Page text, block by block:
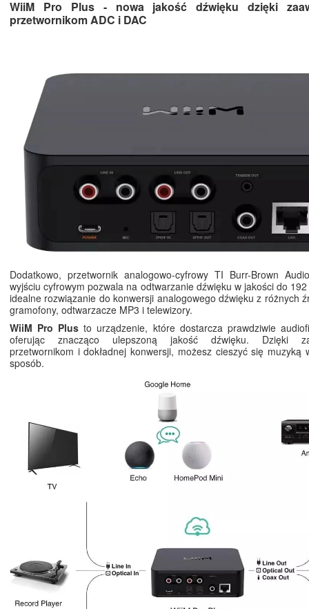
WiiM Pro Plus - nowa jakość dźwięku dzięki
przetwornikom ADC i DAC
Dodatkowo, przetwornik analogowo-cyfrowy TI Burr-Brown
wyjściu cyfrowym pozwala na odtwarzanie dźwięku w jakości do
idealne rozwiązanie do konwersji analogowego dźwięku z różnych
gramofony, odtwarzacze MP3 i telewizory.
WiiM Pro Plus to urządzenie, które dostarcza prawdziwie
oferując znacząco ulepszoną jakość dźwięku. Dzięki
przetwornikom i dokładnej konwersji, możesz cieszyć się muzyką
sposób.